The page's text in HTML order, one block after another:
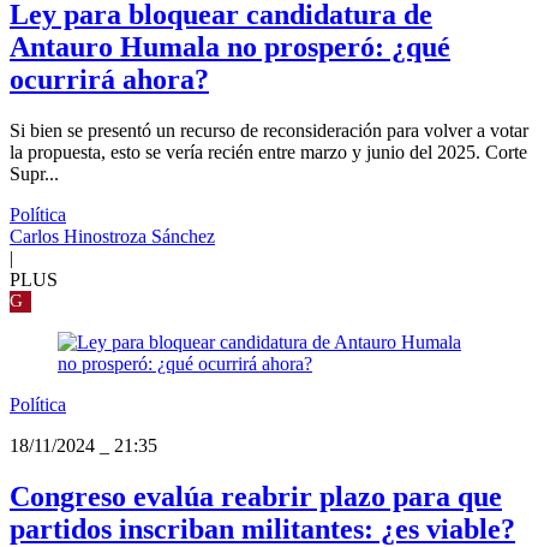
Ley para bloquear candidatura de
Antauro Humala no prosperó: ¿qué
ocurrirá ahora?
Si bien se presentó un recurso de reconsideración para volver a votar
la propuesta, esto se vería recién entre marzo y junio del 2025. Corte
Supr...
Política
Carlos Hinostroza Sánchez
|
PLUS
G
Política
18/11/2024
21:35
Congreso evalúa reabrir plazo para que
partidos inscriban militantes: ¿es viable?